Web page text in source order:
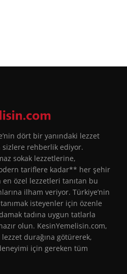
dört bir yanındaki lezzet
sizlere rehberlik ediyor.
sokak lezzetlerine,
tariflere kadar** her şehir
özel lezzetleri tanıtan bu
ilham veriyor. Türkiye’nin
isteyenler için özenle
tadına uygun tatlarla
olun. KesinYemelisin.com,
durağına götürerek,
için gereken tüm